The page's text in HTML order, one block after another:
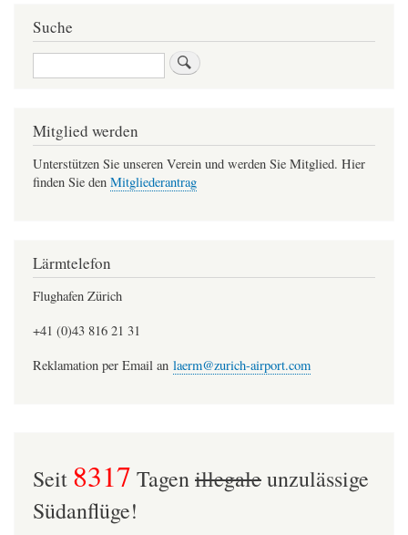
Suche
Suche
Mitglied werden
Unterstützen Sie unseren Verein und werden Sie Mitglied. Hier
finden Sie den Mitgliederantrag
Lärmtelefon
Flughafen Zürich
+41 (0)43 816 21 31
Reklamation per Email an laerm@zurich-airport.com
Seit 8317 Tagenillegaleunzulässige
Südanflüge!